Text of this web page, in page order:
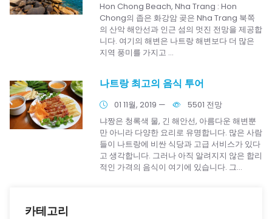
Hon Chong Beach, Nha Trang : Hon
Chong의 좁은 화강암 곶은 Nha Trang 북쪽
의 산악 해안선과 인근 섬의 멋진 전망을 제공합
니다. 여기의 해변은 나트랑 해변보다 더 많은
지역 풍미를 가지고 ...
나트랑 최고의 음식 투어
01 11월, 2019 —
5501 전망
냐짱은 청록색 물, 긴 해안선, 아름다운 해변뿐
만 아니라 다양한 요리로 유명합니다. 많은 사람
들이 나트랑에 비싼 식당과 고급 서비스가 있다
고 생각합니다. 그러나 아직 알려지지 않은 합리
적인 가격의 음식이 여기에 있습니다. 그...
카테고리